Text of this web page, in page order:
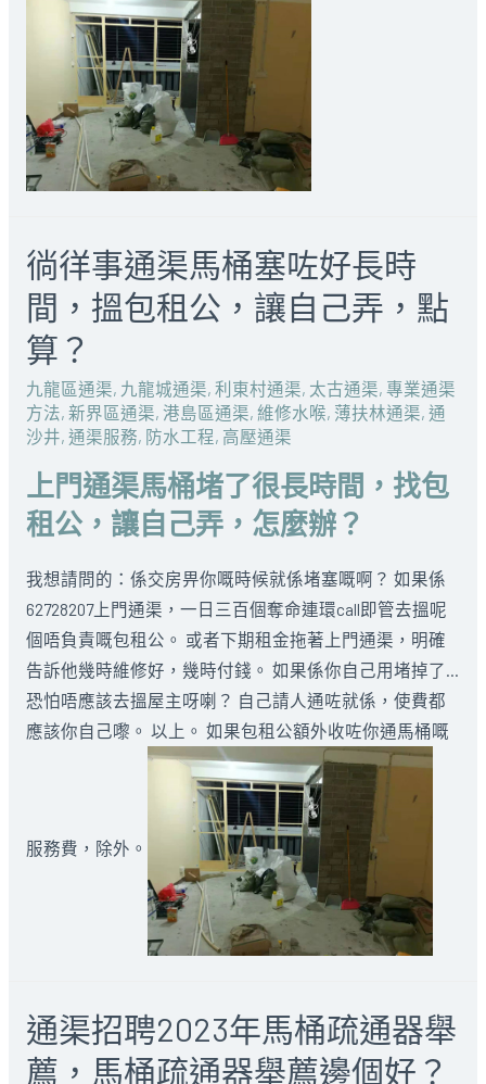
徜徉事通渠馬桶塞咗好長時
間，搵包租公，讓自己弄，點
算？
九龍區通渠, 九龍城通渠, 利東村通渠, 太古通渠, 專業通渠
方法, 新界區通渠, 港島區通渠, 維修水喉, 薄扶林通渠, 通
沙井, 通渠服務, 防水工程, 高壓通渠
上門通渠馬桶堵了很長時間，找包
租公，讓自己弄，怎麼辦？
我想請問的：係交房畀你嘅時候就係堵塞嘅啊？ 如果係
62728207上門通渠， 一日三百個奪命連環call即管去搵呢
個唔負責嘅包租公。 或者下期租金拖著 上門通渠， 明確
告訴他幾時維修好，幾時付錢。 如果係你自己用堵掉了…
恐怕唔應該去搵屋主呀喇？ 自己請人通咗就係，使費都
應該你自己嚟。 以上。 如果包租公額外收咗你通馬桶嘅
服務費，除外。
通渠招聘2023年馬桶疏通器舉
薦，馬桶疏通器舉薦邊個好？